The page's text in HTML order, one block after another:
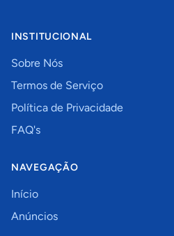
INSTITUCIONAL
Sobre Nós
Termos de Serviço
Política de Privacidade
FAQ's
NAVEGAÇÃO
Início
Anúncios